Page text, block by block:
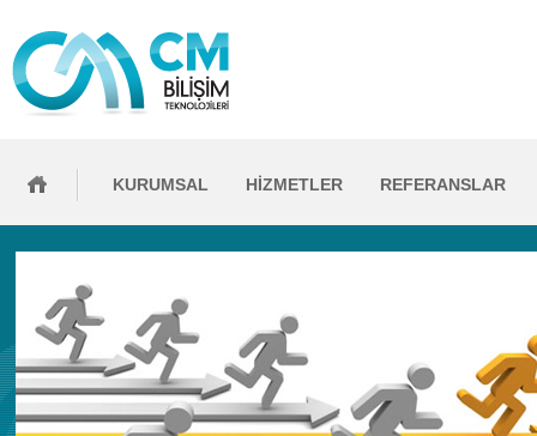
KURUMSAL HİZMETLER REFERANSLAR